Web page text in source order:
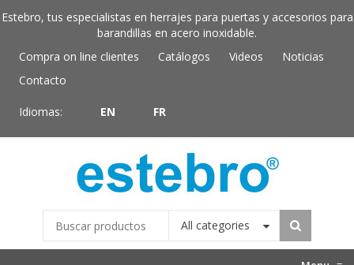
Estebro, tus especialistas en herrajes para puertas y accesorios para
barandillas en acero inoxidable.
Compra on line clientes
Catálogos Videos
Noticias
Contacto
Idiomas: EN FR
All categories